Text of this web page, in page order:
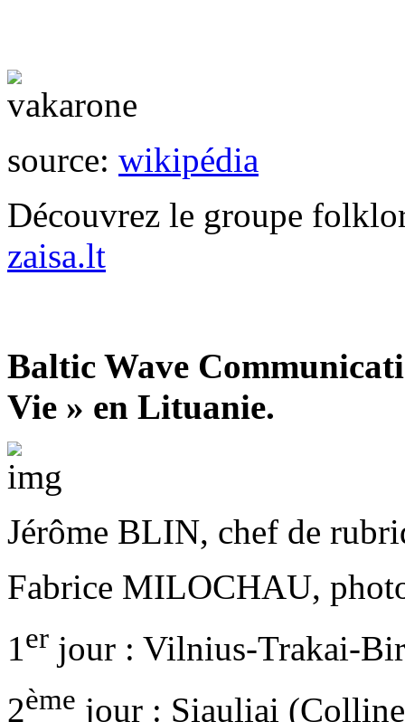
source: wikipédia
Découvrez le groupe
zaisa.lt
Baltic Wave
Vie » en Lituanie.
Jérôme BLIN, chef de
Fabrice MILOCHAU,
1er jour : Vilnius-Trakai-
2ème jour : Siauliai